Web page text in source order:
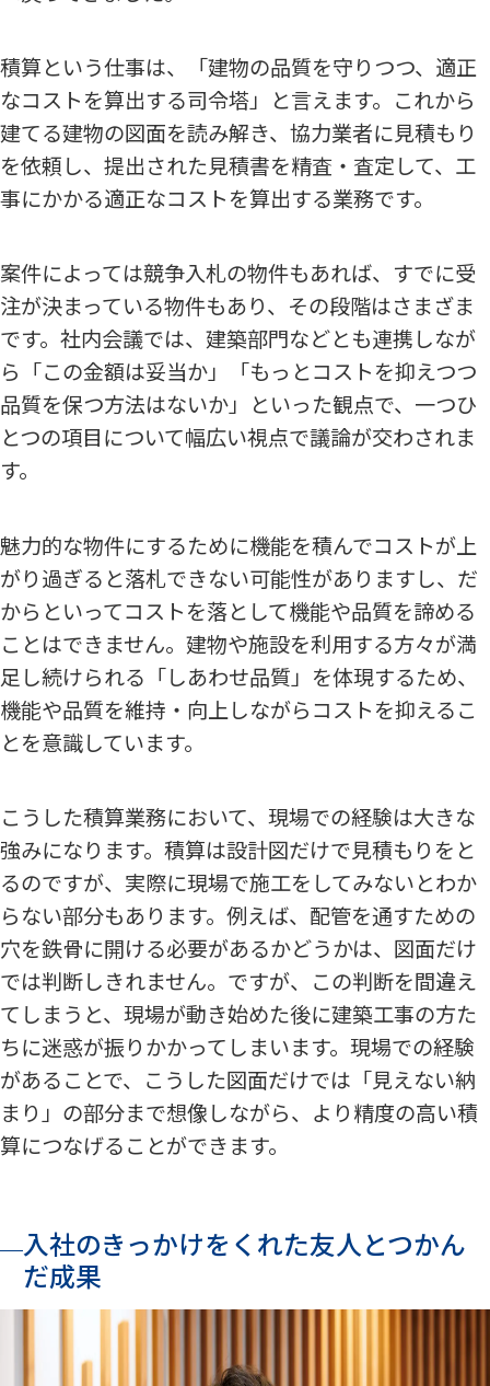
積算という仕事は、「建物の品質を守りつつ、適正
なコストを算出する司令塔」と言えます。これから
建てる建物の図面を読み解き、協力業者に見積もり
を依頼し、提出された見積書を精査・査定して、工
事にかかる適正なコストを算出する業務です。
案件によっては競争入札の物件もあれば、すでに受
注が決まっている物件もあり、その段階はさまざま
です。社内会議では、建築部門などとも連携しなが
ら「この金額は妥当か」「もっとコストを抑えつつ
品質を保つ方法はないか」といった観点で、一つひ
とつの項目について幅広い視点で議論が交わされま
す。
魅力的な物件にするために機能を積んでコストが上
がり過ぎると落札できない可能性がありますし、だ
からといってコストを落として機能や品質を諦める
ことはできません。建物や施設を利用する方々が満
足し続けられる「しあわせ品質」を体現するため、
機能や品質を維持・向上しながらコストを抑えるこ
とを意識しています。
こうした積算業務において、現場での経験は大きな
強みになります。積算は設計図だけで見積もりをと
るのですが、実際に現場で施工をしてみないとわか
らない部分もあります。例えば、配管を通すための
穴を鉄骨に開ける必要があるかどうかは、図面だけ
では判断しきれません。ですが、この判断を間違え
てしまうと、現場が動き始めた後に建築工事の方た
ちに迷惑が振りかかってしまいます。現場での経験
があることで、こうした図面だけでは「見えない納
まり」の部分まで想像しながら、より精度の高い積
算につなげることができます。
入社のきっかけをくれた友人とつかん
だ成果